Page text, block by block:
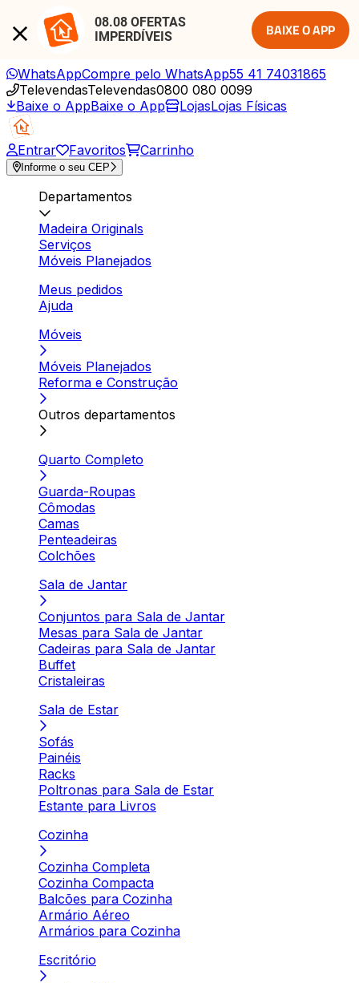
08.08 OFERTAS
IMPERDÍVEIS
BAIXE O APP
WhatsAppCompre pelo WhatsApp55 41 74031865
TelevendasTelevendas0800 080 0099
Baixe o AppBaixe o App LojasLojas Físicas
Entrar Favoritos Carrinho
Informe o seu CEP
Departamentos
Madeira Originals
Serviços
Móveis Planejados
Meus pedidos
Ajuda
Móveis
Móveis Planejados
Reforma e Construção
Outros departamentos
Quarto Completo
Guarda-Roupas
Cômodas
Camas
Penteadeiras
Colchões
Sala de Jantar
Conjuntos para Sala de Jantar
Mesas para Sala de Jantar
Cadeiras para Sala de Jantar
Buffet
Cristaleiras
Sala de Estar
Sofás
Painéis
Racks
Poltronas para Sala de Estar
Estante para Livros
Cozinha
Cozinha Completa
Cozinha Compacta
Balcões para Cozinha
Armário Aéreo
Armários para Cozinha
Escritório